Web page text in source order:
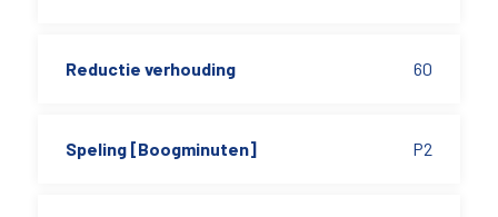
Reductie verhouding 60
Speling [Boogminuten] P2